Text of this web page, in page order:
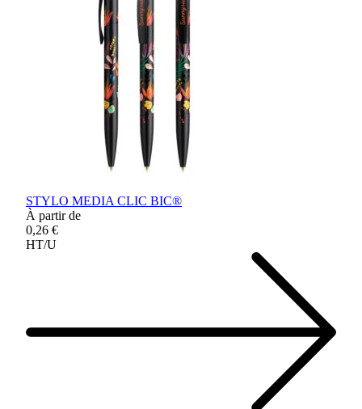
STYLO MEDIA CLIC BIC®
À partir de
0,26 €
HT/U